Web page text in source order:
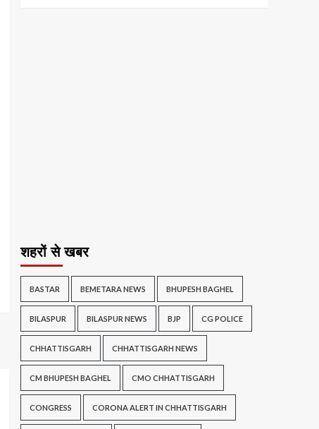
शहरों से खबर
BASTAR BEMETARA NEWS BHUPESH BAGHEL
BILASPUR BILASPUR NEWS BJP CG POLICE
CHHATTISGARH CHHATTISGARH NEWS
CM BHUPESH BAGHEL CMO CHHATTISGARH
CONGRESS CORONA ALERT IN CHHATTISGARH